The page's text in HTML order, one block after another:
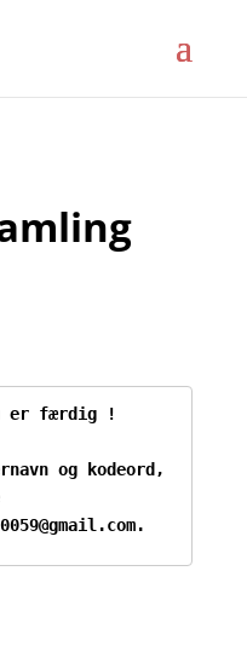
er færdig !
og kodeord,